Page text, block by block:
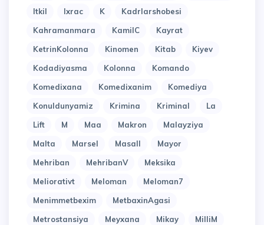
Itkil
Ixrac K
Kadrlarshobesi
Kahramanmara
KamilC
Kayrat
KetrinKolonna
Kinomen Kitab
Kiyev
Kodadiyasma
Kolonna
Komando
Komedixana
Komedixanim
Komediya
Konuldunyamiz
Krimina Kriminal
La
Lift
M Maa Makron
Malayziya
Malta
Marsel Masall
Mayor
Mehriban
MehribanV
Meksika
Meliorativt
Meloman
Meloman7
Menimmetbexim
MetbaxinAgasi
Metrostansiya
Meyxana Mikay
MilliM